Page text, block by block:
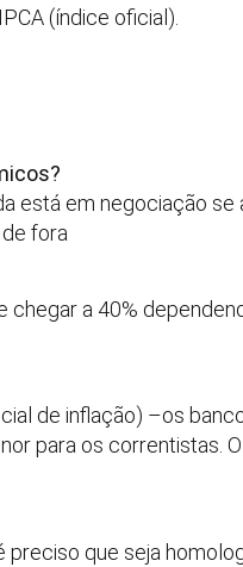
(índice oficial).
está em negociação se
fora
a 40%
de inflação) –os
para os correntistas.
preciso que seja